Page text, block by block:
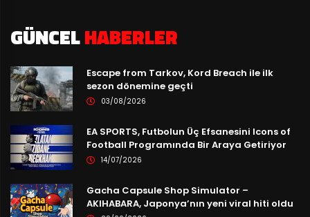
GÜNCELHABERLER
Escape from Tarkov, Kord Breach ile ilk
sezon dönemine geçti
03/08/2026
EA SPORTS, Futbolun Üç Efsanesini Icons of
Football Programında Bir Araya Getiriyor
14/07/2026
Gacha Capsule Shop Simulator –
AKIHABARA, Japonya’nın yeni viral hiti oldu